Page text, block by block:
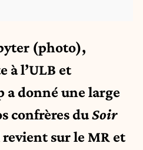
(photo),
à l’ULB et
a donné une large
confrères duSoir
sur le MR et